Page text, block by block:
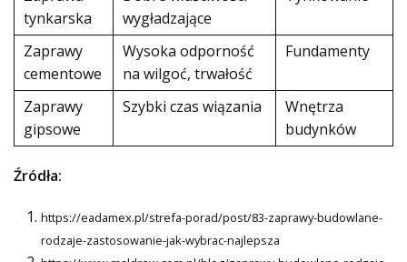
tynkarska
wygładzające
Zaprawy
cementowe
Wysoka odporność
na wilgoć, trwałość
Fundamenty
Zaprawy
gipsowe
Szybki czas wiązania
Wnętrza
budynków
Źródła:
https://eadamex.pl/strefa-porad/post/83-zaprawy-budowlane-
rodzaje-zastosowanie-jak-wybrac-najlepsza